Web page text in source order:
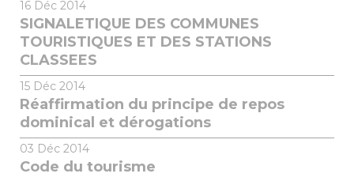
16 Déc 2014
SIGNALETIQUE DES COMMUNES
TOURISTIQUES ET DES STATIONS
CLASSEES
15 Déc 2014
Réaffirmation du principe de repos
dominical et dérogations
03 Déc 2014
Code du tourisme